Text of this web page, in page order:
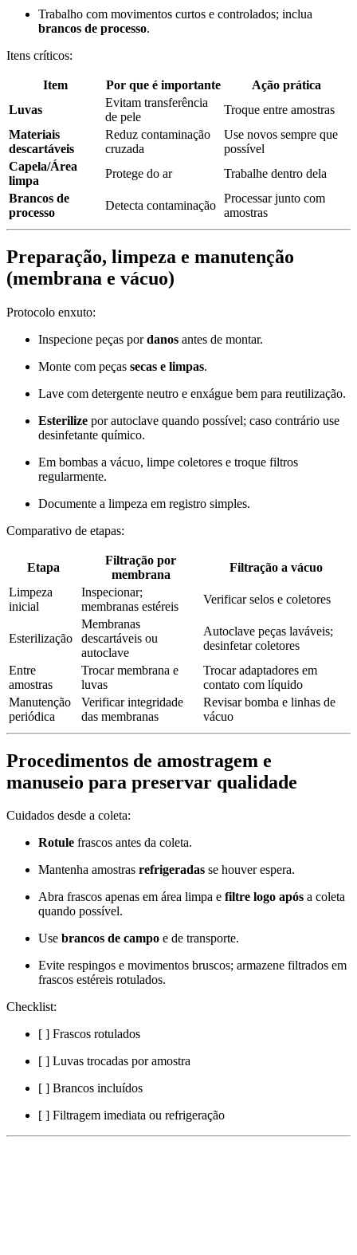
Trabalho com movimentos curtos e controlados; inclua
brancos de processo.
Itens críticos:
Item Por que é importante
Ação prática
Luvas
Evitam transferência
de pele
Troque entre amostras
Materiais
descartáveis
Reduz contaminação
cruzada
Use novos sempre que
possível
Capela/Área
limpa
Protege do ar
Trabalhe dentro dela
Brancos de
processo
Detecta contaminação
Processar junto com
amostras
Preparação, limpeza e manutenção
(membrana e vácuo)
Protocolo enxuto:
Inspecione peças pordanos antes de montar.
Monte com peças secas e limpas.
Lave com detergente neutro e enxágue bem para reutilização.
Esterilize por autoclave quando possível; caso contrário use
desinfetante químico.
Em bombas a vácuo, limpe coletores e troque filtros
regularmente.
Documente a limpeza em registro simples.
Comparativo de etapas:
Etapa
Filtração por
membrana
Filtração a vácuo
Limpeza
inicial
Inspecionar;
membranas estéreis
Verificar selos e coletores
Esterilização
Membranas
descartáveis ou
autoclave
Autoclave peças laváveis;
desinfetar coletores
Entre
amostras
Trocar membrana e
luvas
Trocar adaptadores em
contato com líquido
Manutenção
periódica
Verificar integridade
das membranas
Revisar bomba e linhas de
vácuo
Procedimentos de amostragem e
manuseio para preservar qualidade
Cuidados desde a coleta:
Rotule frascos antes da coleta.
Mantenha amostras refrigeradas se houver espera.
Abra frascos apenas em área limpa e filtre logo após a coleta
quando possível.
Use brancos de campo e de transporte.
Evite respingos e movimentos bruscos; armazene filtrados em
frascos estéreis rotulados.
Checklist:
[ ] Frascos rotulados
[ ] Luvas trocadas por amostra
[ ] Brancos incluídos
[ ] Filtragem imediata ou refrigeração